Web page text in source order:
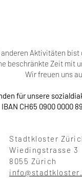
anderen Aktivitäten
beschränkte Zeit mit
Wir freuen uns
für unsere
IBAN CH65 0900 0000
Stadtkloster
Wiedingstrasse 3
8055 Zürich